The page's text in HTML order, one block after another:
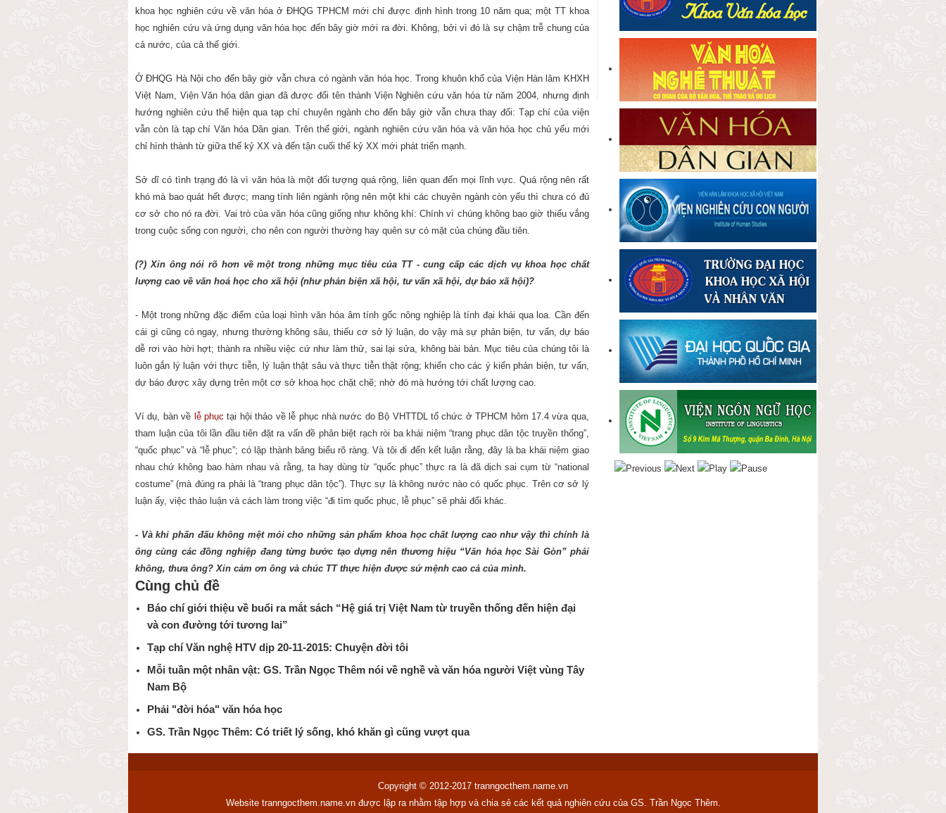
khoa học nghiên cứu về văn hóa ở ĐHQG TPHCM mới chỉ được định hình trong 10 năm qua; một TT khoa
học nghiên cứu và ứng dụng văn hóa học đến bây giờ mới ra đời. Không, bởi vì đó là sự chậm trễ chung của
cả nước, của cả thế giới.
Ở ĐHQG Hà Nội cho đến bây giờ vẫn chưa có ngành văn hóa học. Trong khuôn khổ của Viện Hàn lâm KHXH
Việt Nam, Viện Văn hóa dân gian đã được đổi tên thành Viện Nghiên cứu văn hóa từ năm 2004, nhưng định
hướng nghiên cứu thể hiện qua tạp chí chuyên ngành cho đến bây giờ vẫn chưa thay đổi: Tạp chí của viện
vẫn còn là tạp chí Văn hóa Dân gian. Trên thế giới, ngành nghiên cứu văn hóa và văn hóa học chủ yếu mới
chỉ hình thành từ giữa thế kỷ XX và đến tận cuối thế kỷ XX mới phát triển mạnh.
Sở dĩ có tình trạng đó là vì văn hóa là một đối tượng quá rộng, liên quan đến mọi lĩnh vực. Quá rộng nên rất
khó mà bao quát hết được; mang tính liên ngành rộng nên một khi các chuyên ngành còn yếu thì chưa có đủ
cơ sở cho nó ra đời. Vai trò của văn hóa cũng giống như không khí: Chính vì chúng không bao giờ thiếu vắng
trong cuộc sống con người, cho nên con người thường hay quên sự có mặt của chúng đầu tiên.
(?) Xin ông nói rõ hơn về một trong những mục tiêu của TT - cung cấp các dịch vụ khoa học chất
lượng cao về văn hoá học cho xã hội (như phản biện xã hội, tư vấn xã hội, dự báo xã hội)?
- Một trong những đặc điểm của loại hình văn hóa âm tính gốc nông nghiệp là tính đại khái qua loa. Cần đến
cái gì cũng có ngay, nhưng thường không sâu, thiếu cơ sở lý luận, do vậy mà sự phản biện, tư vấn, dự báo
dễ rơi vào hời hợt; thành ra nhiều việc cứ như làm thử, sai lại sửa, không bài bản. Mục tiêu của chúng tôi là
luôn gắn lý luận với thực tiễn, lý luận thật sâu và thực tiễn thật rộng; khiến cho các ý kiến phản biện, tư vấn,
dự báo được xây dựng trên một cơ sở khoa học chặt chẽ; nhờ đó mà hướng tới chất lượng cao.
Ví dụ, bàn về lễ phục tại hội thảo về lễ phục nhà nước do Bộ VHTTDL tổ chức ở TPHCM hôm 17.4 vừa qua,
tham luận của tôi lần đầu tiên đặt ra vấn đề phân biệt rạch ròi ba khái niệm “trang phục dân tộc truyền thống”,
“quốc phục” và “lễ phục”; có lập thành bảng biểu rõ ràng. Và tôi đi đến kết luận rằng, đây là ba khái niệm giao
nhau chứ không bao hàm nhau và rằng, ta hay dùng từ “quốc phục” thực ra là đã dịch sai cụm từ “national
costume” (mà đúng ra phải là “trang phục dân tộc”). Thực sự là không nước nào có quốc phục. Trên cơ sở lý
luận ấy, việc thảo luận và cách làm trong việc “đi tìm quốc phục, lễ phục” sẽ phải đổi khác.
- Và khi phấn đấu không mệt mỏi cho những sản phẩm khoa học chất lượng cao như vậy thì chính là
ông cùng các đồng nghiệp đang từng bước tạo dựng nên thương hiệu “Văn hóa học Sài Gòn” phải
không, thưa ông? Xin cảm ơn ông và chúc TT thực hiện được sứ mệnh cao cả của mình.
Cùng chủ đề
Báo chí giới thiệu về buổi ra mắt sách “Hệ giá trị Việt Nam từ truyền thống đến hiện đại
và con đường tới tương lai”
Tạp chí Văn nghệ HTV dịp 20-11-2015: Chuyện đời tôi
Mỗi tuần một nhân vật: GS. Trần Ngọc Thêm nói về nghề và văn hóa người Việt vùng Tây
Nam Bộ
Phải "đời hóa" văn hóa học
GS. Trần Ngọc Thêm: Có triết lý sống, khó khăn gì cũng vượt qua
Copyright © 2012-2017 tranngocthem.name.vn
Website tranngocthem.name.vn được lập ra nhằm tập hợp và chia sẻ các kết quả nghiên cứu của GS. Trần Ngọc Thêm.